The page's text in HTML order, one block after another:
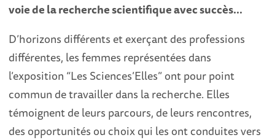
voie de la recherche scientifique avec succès…
D’horizons différents et exerçant des professions
différentes, les femmes représentées dans
l’exposition “Les Sciences’Elles” ont pour point
commun de travailler dans la recherche. Elles
témoignent de leurs parcours, de leurs rencontres,
des opportunités ou choix qui les ont conduites vers